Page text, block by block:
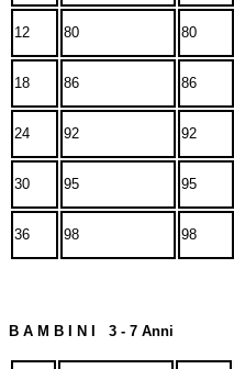
12 80 80
18 86 86
24 92 92
30 95 95
36 98 98
B A M B I N I 3 - 7 Anni